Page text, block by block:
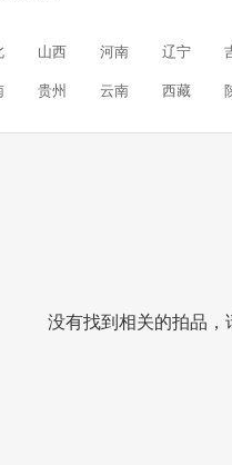
山西 河南 辽宁
贵州 云南 西藏
没有找到相关的拍品，